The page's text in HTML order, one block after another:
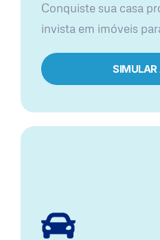
Conquiste sua casa
invista em imóveis
SIMULAR